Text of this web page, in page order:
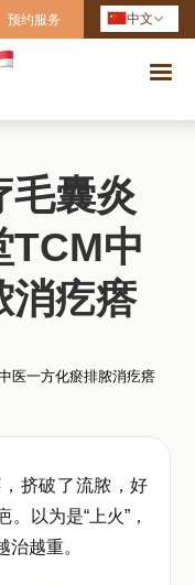
预约服务 中文
毛囊炎
TCM中
消疙瘩
医一方化瘀排脓消疙瘩
挤破了流脓，好
以为是“上火”，
越重。